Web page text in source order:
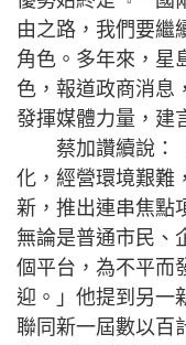
由之路，我們要繼
角色。多年來，星
色，報道政商消息
發揮媒體力量，建
蔡加讚續說：「
化，經營環境艱難
新，推出連串焦點
無論是普通市民、
個平台，為不平而
迎。」他提到另一
聯同新一屆數以百